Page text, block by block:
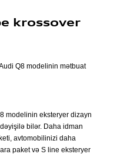
krossover
Q8 modelinin mətbuat
modelinin eksteryer dizayn
bilər. Daha idman
avtomobilinizi daha
paket və S line eksteryer